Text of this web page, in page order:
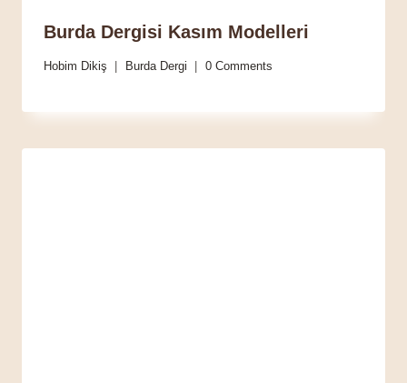
Burda Dergisi Kasım Modelleri
Hobim Dikiş Burda Dergi 0 Comments